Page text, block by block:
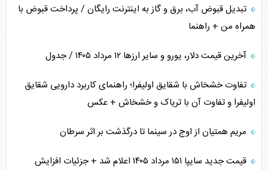
تبدیل قبوض آب، برق و گاز به اینترنت رایگان / پرداخت قبوض با
همراه من + راهنما
آخرین قیمت دلار، یورو و سایر ارز‌ها ۱۲ مرداد ۱۴۰۵ / جدول
تفاوت خشخاش با شقایق اولیفرا؛ راهنمای کاربرد دارویی شقایق
اولیفرا و تفاوت آن با تریاک و خشخاش + عکس
مریم همتیان از اوج در سینما تا درگذشت بر اثر سرطان
قیمت جدید سایپا ۱۵۱ مرداد ۱۴۰۵ اعلام شد + جزئیات افزایش